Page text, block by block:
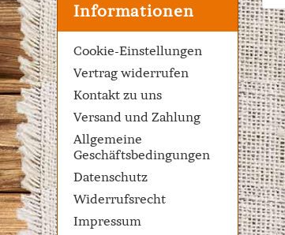
Informationen
Cookie-Einstellungen
Vertrag widerrufen
Kontakt zu uns
Versand und Zahlung
Allgemeine
Geschäftsbedingungen
Datenschutz
Widerrufsrecht
Impressum